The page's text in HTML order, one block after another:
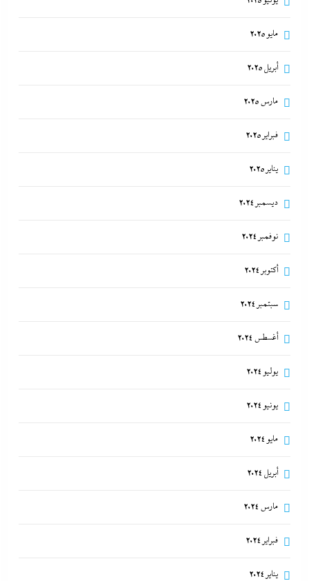
مايو 2025
أبريل 2025
مارس 2025
فبراير 2025
يناير 2025
ديسمبر 2024
نوفمبر 2024
أكتوبر 2024
سبتمبر 2024
أغسطس 2024
يوليو 2024
يونيو 2024
مايو 2024
أبريل 2024
مارس 2024
فبراير 2024
يناير 2024